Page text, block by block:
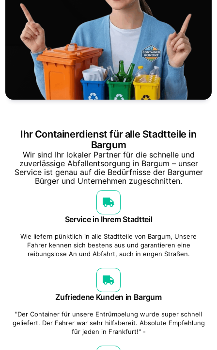
Ihr Containerdienst für alle Stadtteile in
Bargum
Wir sind Ihr lokaler Partner für die schnelle und
zuverlässige Abfallentsorgung in Bargum – unser
Service ist genau auf die Bedürfnisse der Bargumer
Bürger und Unternehmen zugeschnitten.
Service in Ihrem Stadtteil
Wie liefern pünktlich in alle Stadtteile von Bargum, Unsere
Fahrer kennen sich bestens aus und garantieren eine
reibungslose An und Abfahrt, auch in engen Straßen.
Zufriedene Kunden in Bargum
"Der Container für unsere Entrümpelung wurde super schnell
geliefert. Der Fahrer war sehr hilfsbereit. Absolute Empfehlung
für jeden in Frankfurt!" -